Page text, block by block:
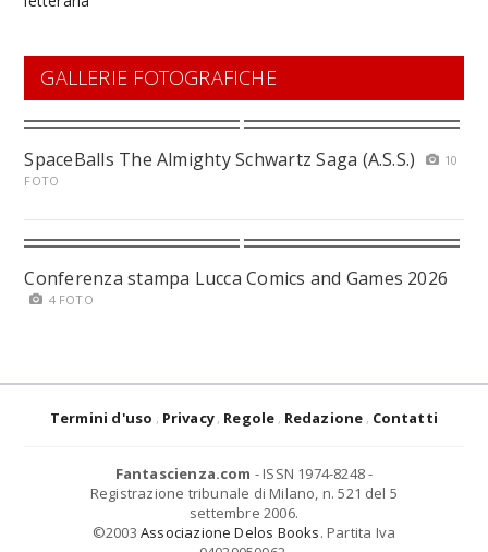
GALLERIE FOTOGRAFICHE
SpaceBalls The Almighty Schwartz Saga (A.S.S.)
10
FOTO
Conferenza stampa Lucca Comics and Games 2026
4 FOTO
Termini d'uso Privacy Regole Redazione Contatti
Fantascienza.com - ISSN 1974-8248 -
Registrazione tribunale di Milano, n. 521 del 5
settembre 2006.
©2003 Associazione Delos Books. Partita Iva